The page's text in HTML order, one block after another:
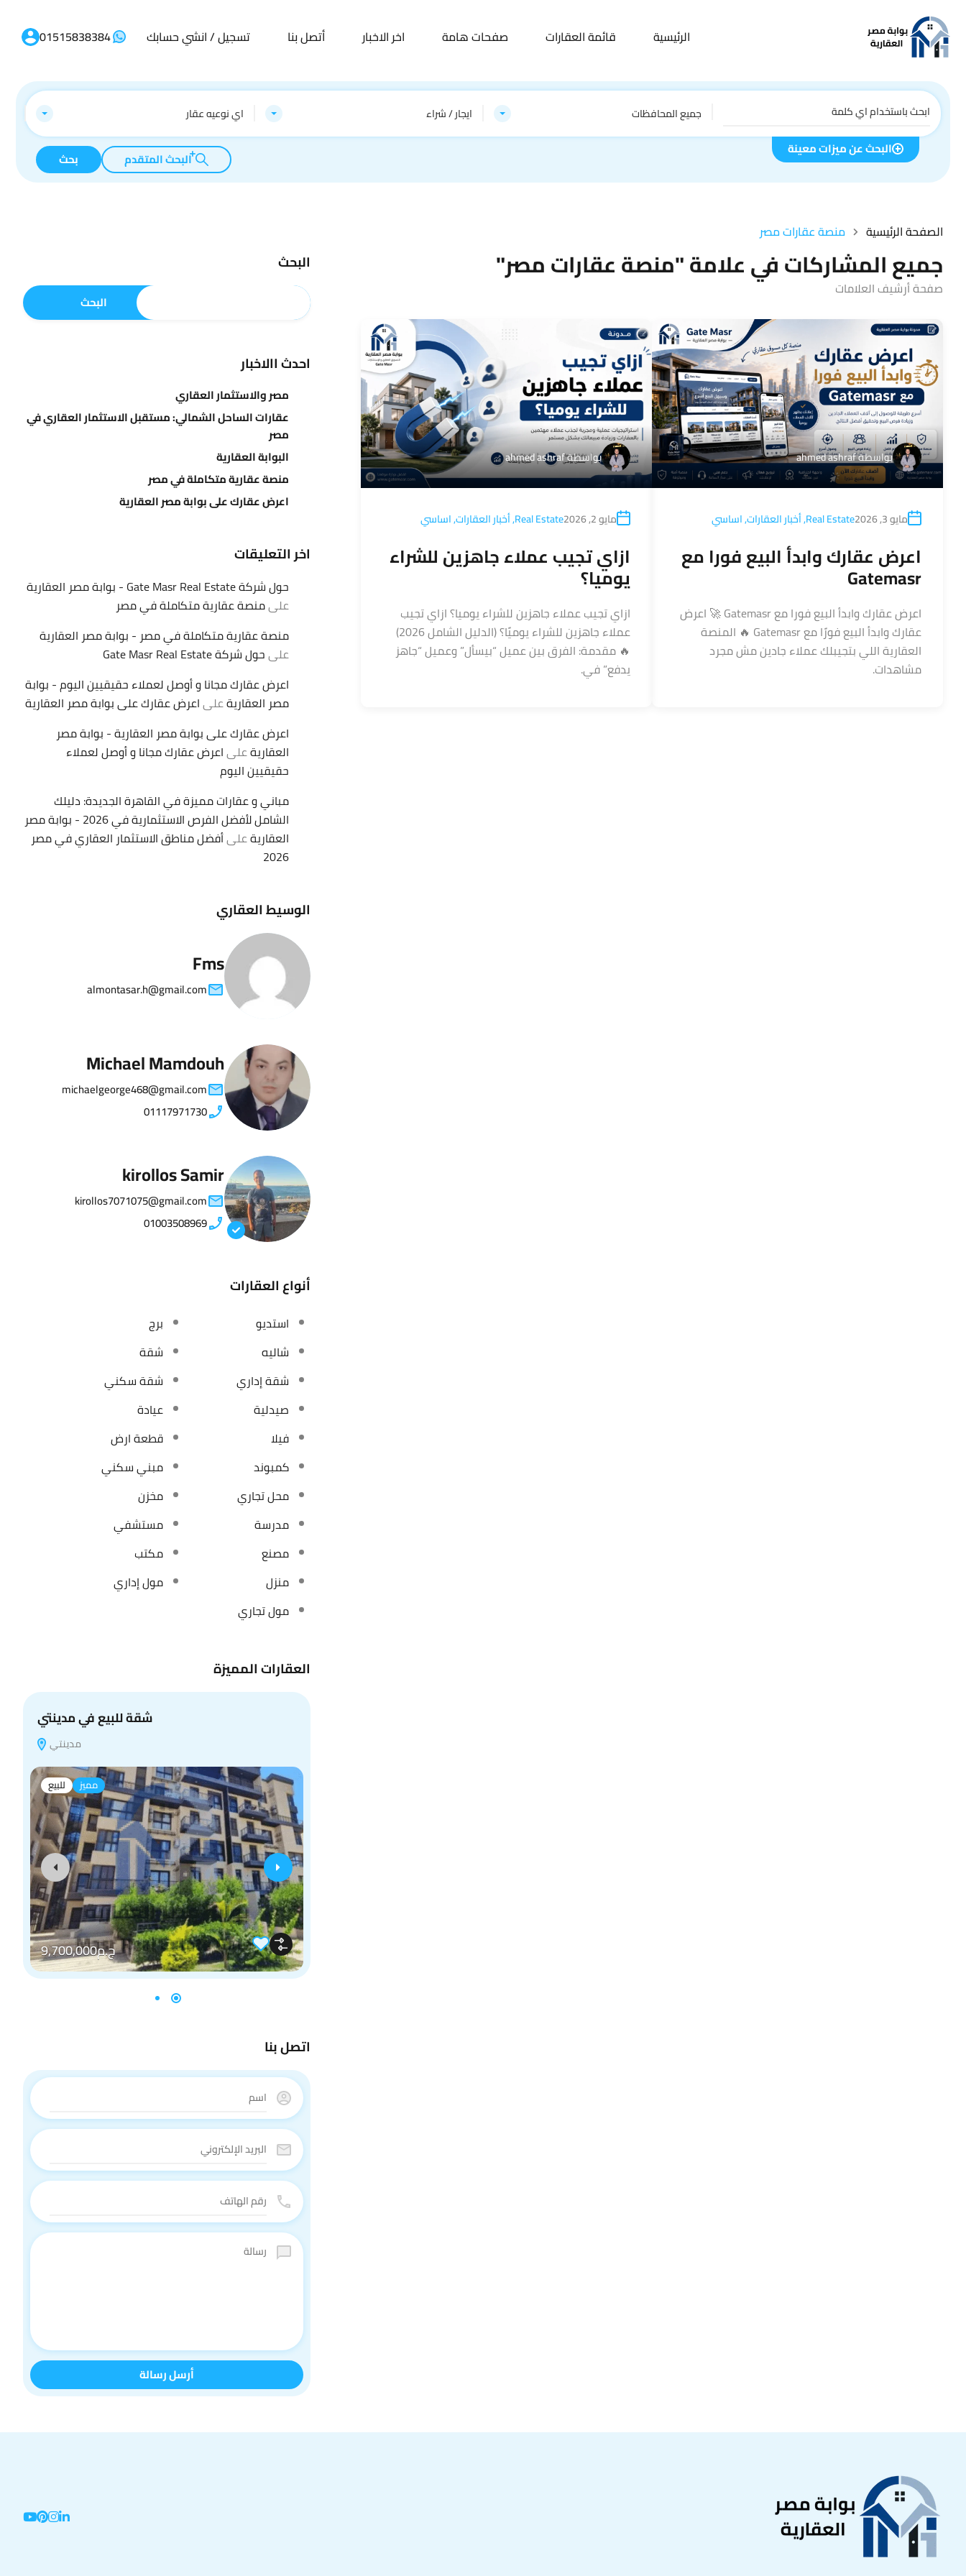
الرئيسية قائمة العقارات صفحات هامة اخر الاخبار أتصل بنا تسجيل / انشي حسابك 01515838384
جميع المحافظات ايجار / شراء اي نوعيه عقار
البحث عن ميزات معينة
البحث المتقدم بحث
الصفحة الرئيسية منصة عقارات مصر
جميع المشاركات في علامة "منصة عقارات مصر"
صفحة أرشيف العلامات
بواسطةahmed ashraf
مايو 3, 2026 Real Estate
,أخبار العقارات,اساسي
اعرض عقارك وابدأ البيع فورا مع
Gatemasr
اعرض عقارك وابدأ البيع فورا مع Gatemasr 🚀 اعرض
عقارك وابدأ البيع فورًا مع Gatemasr 🔥 المنصة
العقارية اللي بتجيبلك عملاء جادين مش مجرد
مشاهدات.
بواسطةahmed ashraf
مايو 2, 2026 Real Estate
,أخبار العقارات,اساسي
ازاي تجيب عملاء جاهزين للشراء
يوميا؟
ازاي تجيب عملاء جاهزين للشراء يوميا؟ ازاي تجيب
عملاء جاهزين للشراء يوميًا؟ (الدليل الشامل 2026)
🔥 مقدمة: الفرق بين عميل “بيسأل” وعميل “جاهز
يدفع” في.
البحث
البحث
احدث االاخبار
مصر والاستثمار العقاري
عقارات الساحل الشمالي: مستقبل الاستثمار العقاري في
مصر
البوابة العقارية
منصة عقارية متكاملة في مصر
اعرض عقارك على بوابة مصر العقارية
اخر التعليقات
حول شركة Gate Masr Real Estate - بوابة مصر العقارية
علىمنصة عقارية متكاملة في مصر
منصة عقارية متكاملة في مصر - بوابة مصر العقارية
علىحول شركة Gate Masr Real Estate
اعرض عقارك مجانا و أوصل لعملاء حقيقيين اليوم - بوابة
مصر العقاريةعلىاعرض عقارك على بوابة مصر العقارية
اعرض عقارك على بوابة مصر العقارية - بوابة مصر
العقاريةعلىاعرض عقارك مجانا و أوصل لعملاء
حقيقيين اليوم
مباني و عقارات مميزة في القاهرة الجديدة: دليلك
الشامل لأفضل الفرص الاستثمارية في 2026 - بوابة مصر
العقاريةعلىأفضل مناطق الاستثمار العقاري في مصر
2026
الوسيط العقاري
Fms
almontasar.h@gmail.com
Michael Mamdouh
michaelgeorge468@gmail.com
01117971730
kirollos Samir
kirollos7071075@gmail.com
01003508969
أنواع العقارات
استديو
برج
شاليه
شقة
شقة إداري
شقة سكني
صيدلية
عيادة
فيلا
قطعة ارض
كمبوند
مبني سكني
محل تجاري
مخزن
مدرسة
مستشفي
مصنع
مكتب
منزل
مول إداري
مول تجاري
العقارات المميزة
شقة للبيع في مدينتي
مدينتي
للبيع مميز
ج.م9,700,000
اتصل بنا